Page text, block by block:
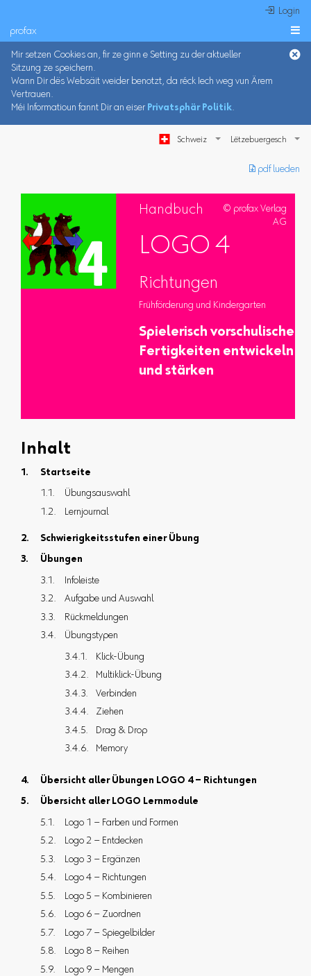
 Login
profax 
Mir setzen Cookies an, fir ze ginn e Setting zu der aktueller
Sitzung ze speichern.
Wann Dir dës Websäit weider benotzt, da réck Iech weg vun Ärem
Vertrauen.
Méi Informatioun fannt Dir an eiser Privatsphär Politik.
Schweiz
︎ pdf lueden
Handbuch
© profax Verlag
AG
LOGO 4
Richtungen
Frühförderung und Kindergarten
Spielerisch vorschulische
Fertigkeiten entwickeln
und stärken
Inhalt
Startseite
Übungsauswahl
Lernjournal
Schwierigkeitsstufen einer Übung
Übungen
Infoleiste
Aufgabe und Auswahl
Rückmeldungen
Übungstypen
Klick-Übung
Multiklick-Übung
Verbinden
Ziehen
Drag & Drop
Memory
Übersicht aller Übungen LOGO 4 – Richtungen
Übersicht aller LOGO Lernmodule
Logo 1 – Farben und Formen
Logo 2 – Entdecken
Logo 3 – Ergänzen
Logo 4 – Richtungen
Logo 5 – Kombinieren
Logo 6 – Zuordnen
Logo 7 – Spiegelbilder
Logo 8 – Reihen
Logo 9 – Mengen